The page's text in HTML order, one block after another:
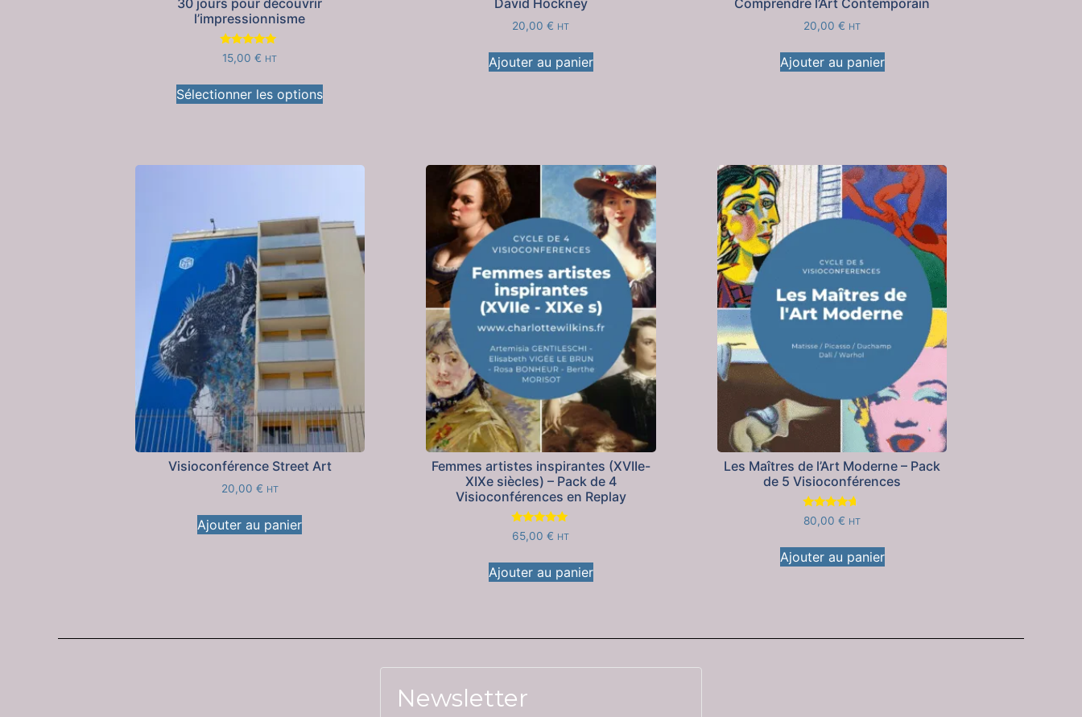
30 jours pour découvrir
l’impressionnisme
Note
5.00
15,00€ HT
Sélectionner les options
David Hockney
20,00€ HT
Ajouter au panier
Comprendre l’Art Contemporain
20,00€ HT
Ajouter au panier
Visioconférence Street Art
20,00 € HT
Ajouter au panier
Femmes artistes inspirantes (XVIIe-
XIXe siècles) – Pack de 4
Visioconférences en Replay
Note
5.00
65,00€ HT
Ajouter au panier
Les Maîtres de l’Art Moderne – Pack
de 5 Visioconférences
Note
4.50
80,00€ HT
Ajouter au panier
Newsletter